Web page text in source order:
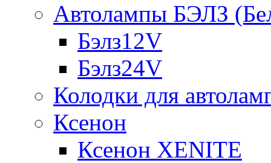
Автолампы БЭЛЗ
Бэлз12V
Бэлз24V
Колодки для
Ксенон
Ксенон XENITE